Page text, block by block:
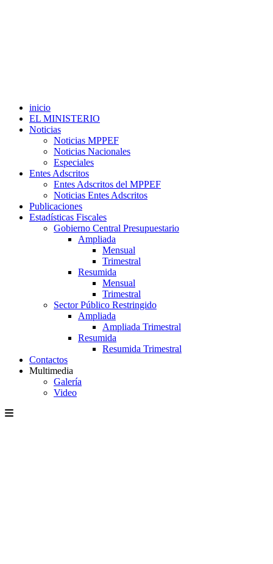
inicio
EL MINISTERIO
Noticias
Noticias MPPEF
Noticias Nacionales
Especiales
Entes Adscritos
Entes Adscritos del MPPEF
Noticias Entes Adscritos
Publicaciones
Estadísticas Fiscales
Gobierno Central Presupuestario
Ampliada
Mensual
Trimestral
Resumida
Mensual
Trimestral
Sector Público Restringido
Ampliada
Ampliada Trimestral
Resumida
Resumida Trimestral
Contactos
Multimedia
Galería
Video